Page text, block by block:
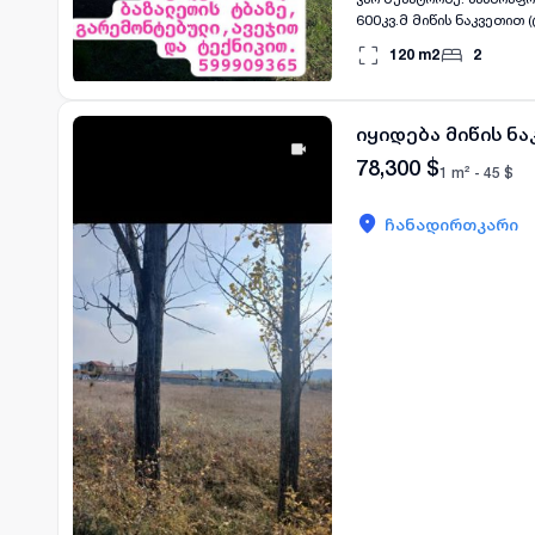
600კვ.მ მიწის
რკინის ჭიშკრები).
სამზარეულო და აბაზანა, საერთო ფართი 134კმ..მ. მეორე სართულზე
120 m2 2
იყიდება მიწის
78,300 $1 m² - 45 $
ჩანადირთკარი